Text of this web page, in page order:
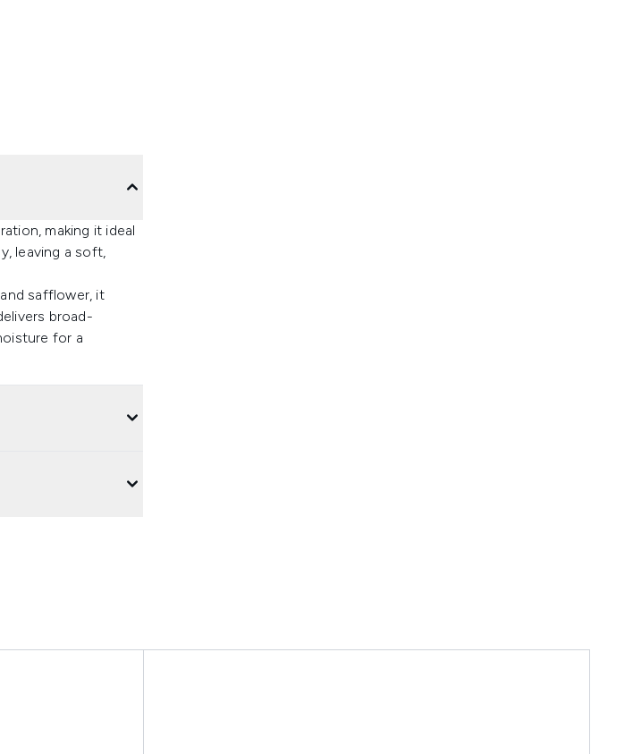
making it ideal
leaving a soft,
safflower, it
broad-
for a